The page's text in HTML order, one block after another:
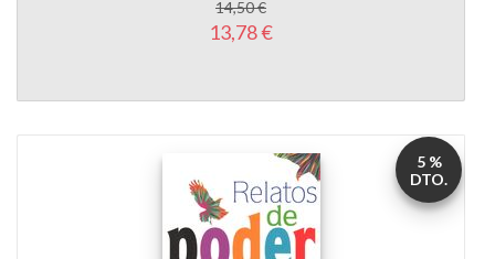
14,50 €
13,78 €
5 %
DTO.